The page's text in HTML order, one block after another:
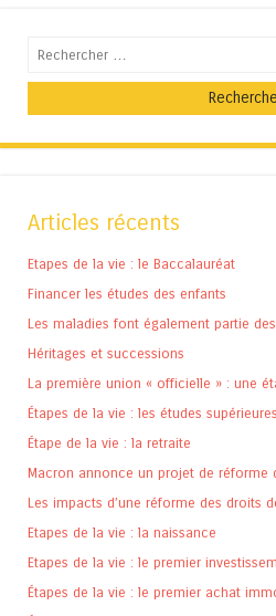
Recherche
Articles récents
Etapes de la vie : le Baccalauréat
Financer les études des enfants
Les maladies font également partie
Héritages et successions
La première union « officielle » : une
Étapes de la vie : les études supérieures
Étape de la vie : la retraite
Macron annonce un projet de réforme
Les impacts d’une réforme des droits
Etapes de la vie : la naissance
Etapes de la vie : le premier
Étapes de la vie : le premier achat